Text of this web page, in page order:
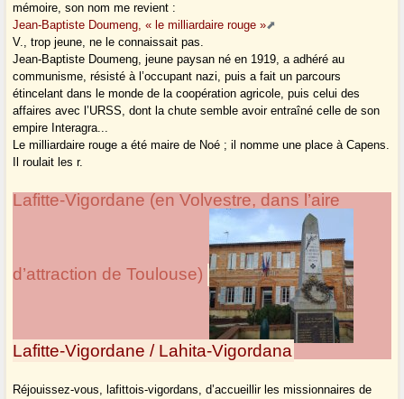
mémoire, son nom me revient :
Jean-Baptiste Doumeng, « le milliardaire rouge »
V., trop jeune, ne le connaissait pas.
Jean-Baptiste Doumeng, jeune paysan né en 1919, a adhéré au
communisme, résisté à l’occupant nazi, puis a fait un parcours
étincelant dans le monde de la coopération agricole, puis celui des
affaires avec l’URSS, dont la chute semble avoir entraîné celle de son
empire Interagra...
Le milliardaire rouge a été maire de Noé ; il nomme une place à Capens.
Il roulait les r.
Lafitte-Vigordane (en Volvestre, dans l’aire
d’attraction de Toulouse)
Lafitte-Vigordane / Lahita-Vigordana
Réjouissez-vous, lafittois-vigordans, d’accueillir les missionnaires de